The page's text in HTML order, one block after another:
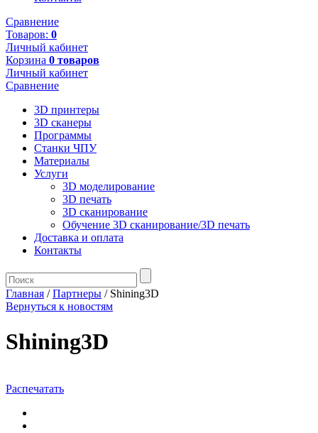
Сравнение
Товаров: 0
Личный кабинет
Корзина 0 товаров
Личный кабинет
Сравнение
3D принтеры
3D сканеры
Программы
Станки ЧПУ
Материалы
Услуги
3D моделирование
3D печать
3D сканирование
Обучение 3D сканирование/3D печать
Доставка и оплата
Контакты
Главная / Партнеры / Shining3D
Вернуться к новостям
Shining3D
Распечатать